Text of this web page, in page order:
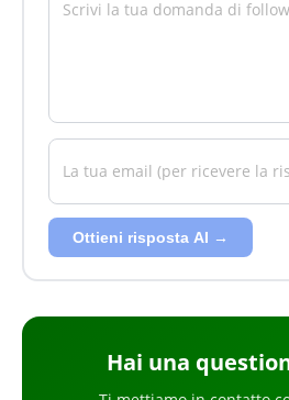
Ottieni risposta AI →
Hai una